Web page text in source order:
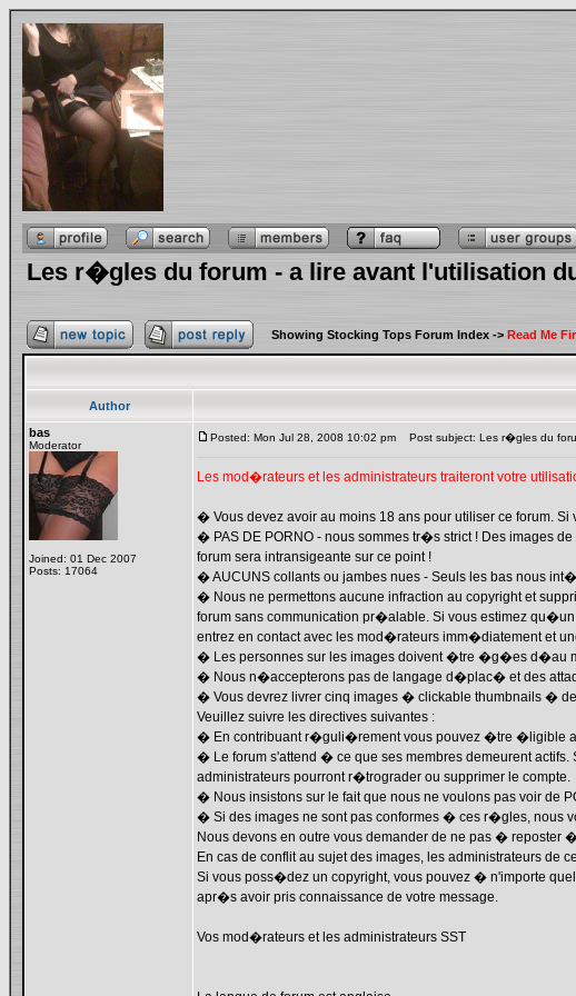
Les r�gles du forum - a lire avant l'utilisation
Showing Stocking Tops Forum Index -> Read Me
Author
bas
Moderator
Joined: 01 Dec 2007
Posts: 17064
Posted: Mon Jul 28, 2008 10:02 pm Post subject: Les r�gles du
Les mod�rateurs et les administrateurs traiteront votre
� Vous devez avoir au moins 18 ans pour utiliser ce forum.
� PAS DE PORNO - nous sommes tr�s strict ! Des images
forum sera intransigeante sur ce point !
� AUCUNS collants ou jambes nues - Seuls les bas nous
� Nous ne permettons aucune infraction au copyright et
forum sans communication pr�alable. Si vous estimez
entrez en contact avec les mod�rateurs imm�diatement et
� Les personnes sur les images doivent �tre �g�es d�au
� Nous n�accepterons pas de langage d�plac� et des
� Vous devrez livrer cinq images � clickable thumbnails �
Veuillez suivre les directives suivantes :
� En contribuant r�guli�rement vous pouvez �tre �ligible
� Le forum s'attend � ce que ses membres demeurent
administrateurs pourront r�trograder ou supprimer le compte.
� Nous insistons sur le fait que nous ne voulons pas voir
� Si des images ne sont pas conformes � ces r�gles, nous
Nous devons en outre vous demander de ne pas � reposter
En cas de conflit au sujet des images, les administrateurs de
Si vous poss�dez un copyright, vous pouvez � n'importe
apr�s avoir pris connaissance de votre message.
Vos mod�rateurs et les administrateurs SST